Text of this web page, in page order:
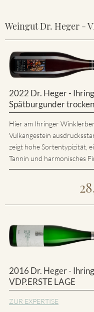
Weingut Dr. Heger -
2022 Dr. Heger -
Spätburgunder
Hier am Ihringer
Vulkangestein
zeigt hohe Sortentypizität,
Tannin und harmonisches
2016 Dr. Heger -
VDP.ERSTE LAGE
ZUR EXPERTISE